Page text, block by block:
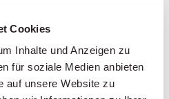
Cookies
Inhalte und Anzeigen zu
für soziale Medien anbieten
auf unsere Website zu
bei Körperpflege